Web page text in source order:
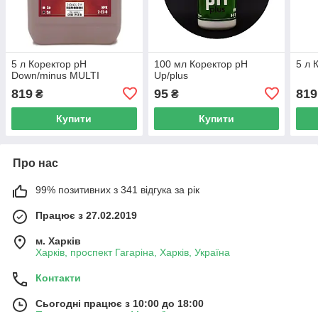
5 л Коректор pH
Down/minus MULTI
819 ₴
Купити
100 мл Коректор pH
Up/plus
95₴
Купити
5 л
819
Про нас
99% позитивних з 341 відгука за рік
Працює з 27.02.2019
м. Харків
Харків, проспект Гагаріна, Харків, Україна
Контакти
Сьогодні працює з 10:00 до 18:00